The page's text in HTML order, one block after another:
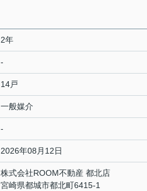
2年
-
14戸
一般媒介
-
2026年08月12日
株式会社ROOM不動産 都北店
宮崎県都城市都北町6415-1